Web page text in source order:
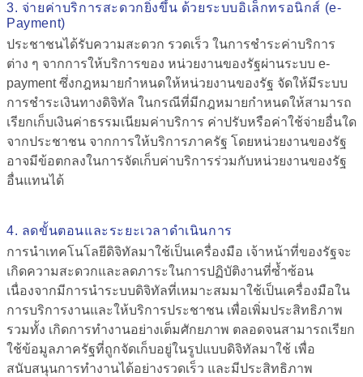
3. จ่ายค่าบริการสะดวกยิ่งขึ้น ด้วยระบบอิเล็กทรอนิกส์ (e-
Payment)
ประชาชนได้รับความสะดวก รวดเร็ว ในการชำระค่าบริการ
ต่าง ๆ จากการให้บริการของ หน่วยงานของรัฐผ่านระบบ e-
payment ซึ่งกฎหมายกำหนดให้หน่วยงานของรัฐ จัดให้มีระบบ
การชำระเงินทางดิจิทัล ในกรณีที่มีกฎหมายกำหนดให้สามารถ
เรียกเก็บเงินค่าธรรมเนียมค่าบริการ ค่าปรับหรือค่าใช้จ่ายอื่นใด
จากประชาชน จากการให้บริการภาครัฐ โดยหน่วยงานของรัฐ
อาจมีข้อตกลงในการจัดเก็บค่าบริการร่วมกับหน่วยงานของรัฐ
อื่นแทนได้
4. ลดขั้นตอนและระยะเวลาดำเนินการ
การนำเทคโนโลยีดิจิทัลมาใช้เป็นเครื่องมือ เจ้าหน้าที่ของรัฐจะ
เกิดความสะดวกและลดภาระในการปฏิบัติงานที่ซ้ำซ้อน
เนื่องจากมีการนำระบบดิจิทัลที่เหมาะสมมาใช้เป็นเครื่องมือใน
การบริการงานและให้บริการประชาชน เพื่อเพิ่มประสิทธิภาพ
รวมทั้ง เกิดการทำงานอย่างเต็มศักยภาพ ตลอดจนสามารถเรียก
ใช้ข้อมูลภาครัฐที่ถูกจัดเก็บอยู่ในรูปแบบดิจิทัลมาใช้ เพื่อ
สนับสนุนการทำงานได้อย่างรวดเร็ว และมีประสิทธิภาพ